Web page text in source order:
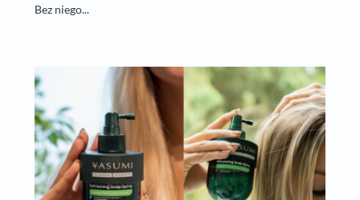
Bez niego...